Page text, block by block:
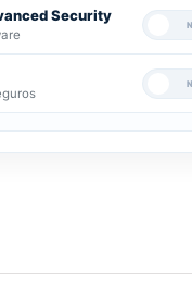
Security